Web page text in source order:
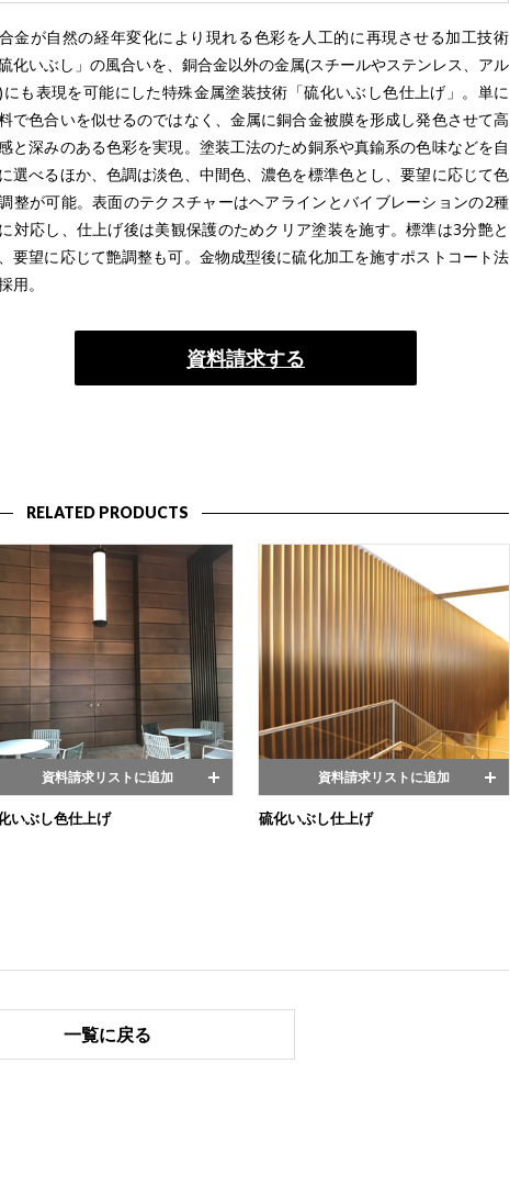
金が自然の経年変化により現れる色彩を人工的に再現させる加工技術
硫化いぶし」の風合いを、銅合金以外の金属(スチールやステンレス、アル
にも表現を可能にした特殊金属塗装技術「硫化いぶし色仕上げ」。単に
で色合いを似せるのではなく、金属に銅合金被膜を形成し発色させて高
と深みのある色彩を実現。塗装工法のため銅系や真鍮系の色味などを自
選べるほか、色調は淡色、中間色、濃色を標準色とし、要望に応じて色
整が可能。表面のテクスチャーはヘアラインとバイブレーションの2種
対応し、仕上げ後は美観保護のためクリア塗装を施す。標準は3分艶と
要望に応じて艶調整も可。金物成型後に硫化加工を施すポストコート法
用。
資料請求する
RELATED PRODUCTS
資料請求リストに追加
いぶし色仕上げ
資料請求リストに追加
硫化いぶし仕上げ
一覧に戻る